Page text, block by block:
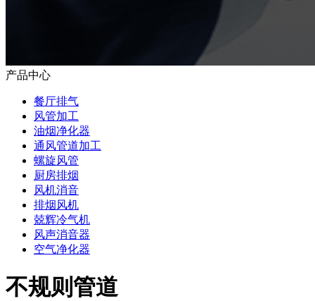
产品中心
餐厅排气
风管加工
油烟净化器
通风管道加工
螺旋风管
厨房排烟
风机消音
排烟风机
兢辉冷气机
风声消音器
空气净化器
不规则管道